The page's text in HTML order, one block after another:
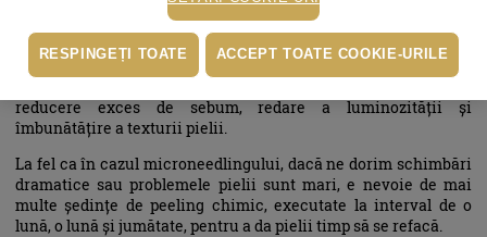
Peelingul chimic este o procedură de exfoliere a pielii prin
aplicarea controlată a unor acizi (lactic, salicilic, TCA etc.)
aleși în funcție de tipul de piele și de rezultate dorite:
reducere exces de sebum, redare a luminozității și
îmbunătățire a texturii pielii.
La fel ca în cazul microneedlingului, dacă ne dorim schimbări
dramatice sau problemele pielii sunt mari, e nevoie de mai
multe ședințe de peeling chimic, executate la interval de o
lună, o lună și jumătate, pentru a da pielii timp să se refacă.
RESPINGEȚI TOATE ACCEPT TOATE COOKIE-URILE